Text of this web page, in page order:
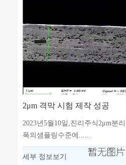
2μm 격막 시험 제작 성공
2023년5월10일,진리주식2μm분
폭의샘플링수준에......
세부 정보보기